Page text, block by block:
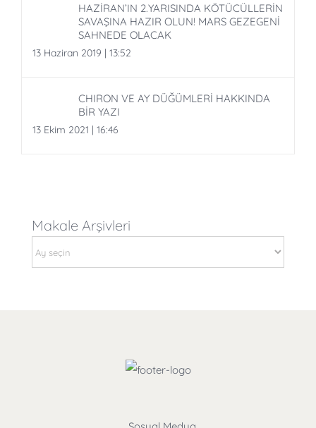
HAZİRAN’IN 2.YARISINDA KÖTÜCÜLLERİN
SAVAŞINA HAZIR OLUN! MARS GEZEGENİ
SAHNEDE OLACAK
13 Haziran 2019 | 13:52
CHIRON VE AY DÜĞÜMLERİ HAKKINDA
BİR YAZI
13 Ekim 2021 | 16:46
Makale Arşivleri
Arşivleri